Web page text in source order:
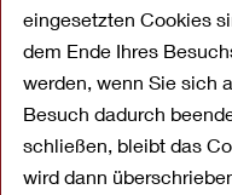
eingesetzten Cookies
dem Ende Ihres
werden, wenn Sie sich
Besuch dadurch
schließen, bleibt das
wird dann
Die OYAK-